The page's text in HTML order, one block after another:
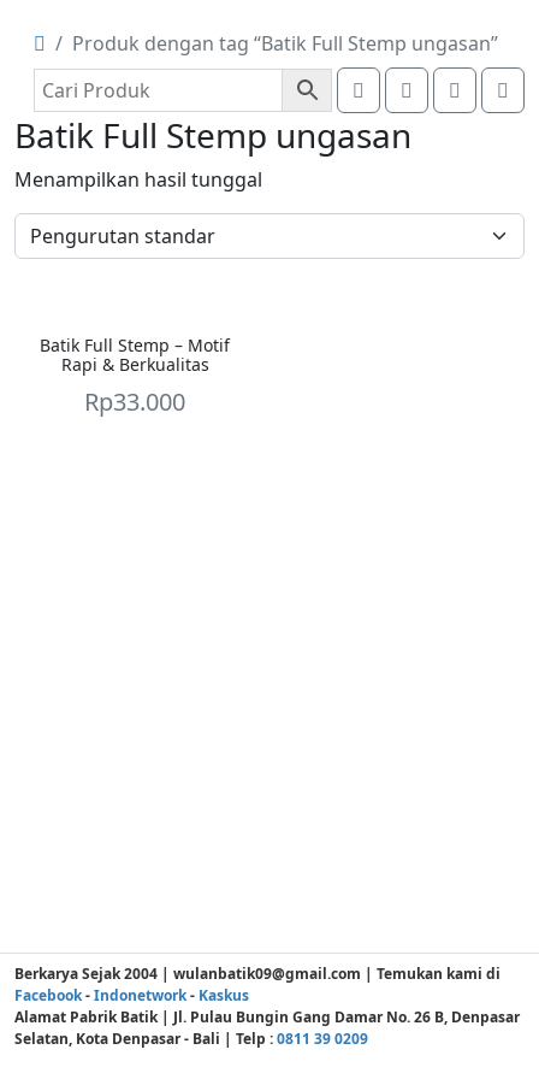
Produk dengan tag “Batik Full Stemp ungasan”
Search Account
Batik Full Stemp ungasan
Menampilkan hasil tunggal
Batik Full Stemp – Motif
Rapi & Berkualitas
Rp33.000
Berkarya Sejak 2004 | wulanbatik09@gmail.com | Temukan kami di
Facebook-Indonetwork- Kaskus
Alamat Pabrik Batik | Jl. Pulau Bungin Gang Damar No. 26 B, Denpasar
Selatan, Kota Denpasar - Bali | Telp :0811 39 0209